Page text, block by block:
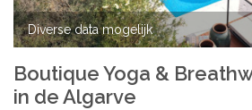
Diverse data mogelijk
Boutique Yoga &
in de Algarve